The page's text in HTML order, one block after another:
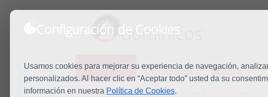
Configuración de Cookies
Usamos cookies para mejorar su experiencia de navegación,
personalizados. Al hacer clic en “Aceptar todo” usted da su
información en nuestra Política de Cookies.
dominicos
Predicación Espiritualidad Estudio
Inicio Predicación Martes de la Tercera semana de Adviento